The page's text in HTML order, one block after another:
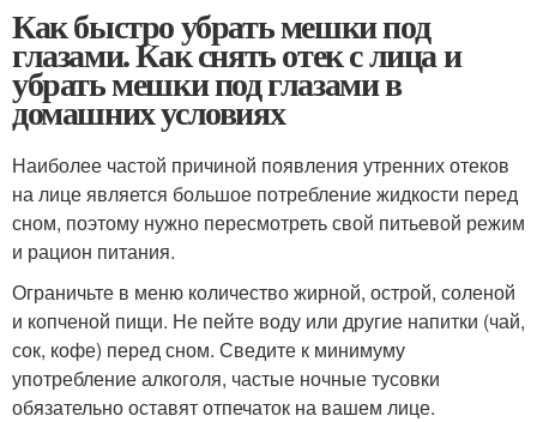
Как быстро убрать мешки под
глазами. Как снять отек с лица и
убрать мешки под глазами в
домашних условиях
Наиболее частой причиной появления утренних отеков
на лице является большое потребление жидкости перед
сном, поэтому нужно пересмотреть свой питьевой режим
и рацион питания.
Ограничьте в меню количество жирной, острой, соленой
и копченой пищи. Не пейте воду или другие напитки (чай,
сок, кофе) перед сном. Сведите к минимуму
употребление алкоголя, частые ночные тусовки
обязательно оставят отпечаток на вашем лице.